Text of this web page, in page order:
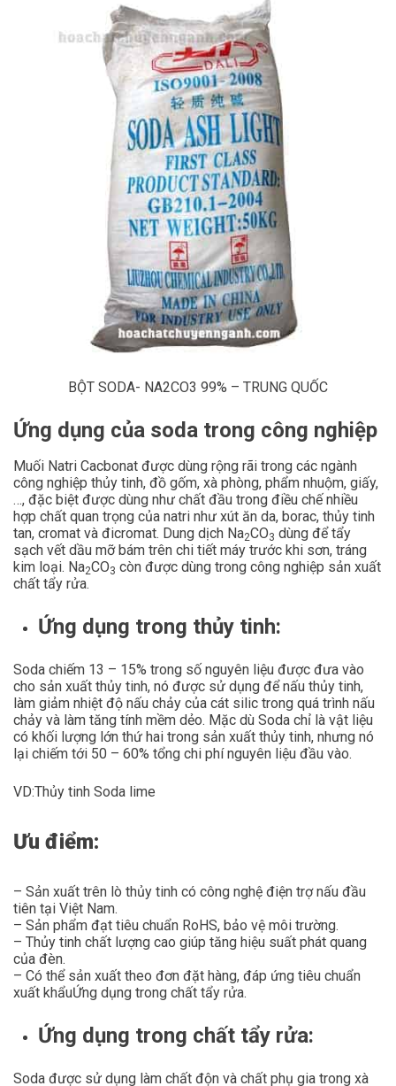
BỘT SODA- NA2CO3 99% – TRUNG QUỐC
Ứng dụng của soda trong công nghiệp
Muối Natri Cacbonat được dùng rộng rãi trong các ngành
công nghiệp thủy tinh, đồ gốm, xà phòng, phẩm nhuộm, giấy,
…, đặc biệt được dùng như chất đầu trong điều chế nhiều
hợp chất quan trọng của natri như xút ăn da, borac, thủy tinh
tan, cromat và đicromat. Dung dịch Na2CO3 dùng để tẩy
sạch vết dầu mỡ bám trên chi tiết máy trước khi sơn, tráng
kim loại. Na2CO3 còn được dùng trong công nghiệp sản xuất
chất tẩy rửa.
Ứng dụng trong thủy tinh:
Soda chiếm 13 – 15% trong số nguyên liệu được đưa vào
cho sản xuất thủy tinh, nó được sử dụng để nấu thủy tinh,
làm giảm nhiệt độ nấu chảy của cát silic trong quá trình nấu
chảy và làm tăng tính mềm dẻo. Mặc dù Soda chỉ là vật liệu
có khối lượng lớn thứ hai trong sản xuất thủy tinh, nhưng nó
lại chiếm tới 50 – 60% tổng chi phí nguyên liệu đầu vào.
VD:Thủy tinh Soda lime
Ưu điểm:
– Sản xuất trên lò thủy tinh có công nghệ điện trợ nấu đầu
tiên tại Việt Nam.
– Sản phẩm đạt tiêu chuẩn RoHS, bảo vệ môi trường.
– Thủy tinh chất lượng cao giúp tăng hiệu suất phát quang
của đèn.
– Có thể sản xuất theo đơn đặt hàng, đáp ứng tiêu chuẩn
xuất khẩuỨng dụng trong chất tẩy rửa.
Ứng dụng trong chất tẩy rửa:
Soda được sử dụng làm chất độn và chất phụ gia trong xà